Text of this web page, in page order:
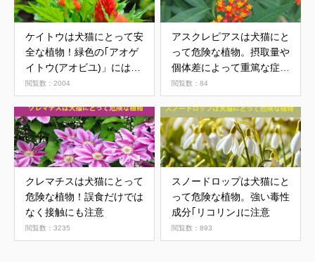
ケイトウは犬猫にとって安
全な植物！緑色の｢アオゲ
イトウ(アオビユ)」には要
注意
閲覧数：2004
アスクレピアスは犬猫にと
って危険な植物。摂取量や
個体差によって重篤な症状
を引き起こす可能性
閲覧数：84
クレマチスは犬猫にとって
危険な植物！誤食だけでは
なく接触にも注意
閲覧数：3235
スノードロップは犬猫にと
って危険な植物。強い毒性
成分｢リコリン｣に注意
閲覧数：893